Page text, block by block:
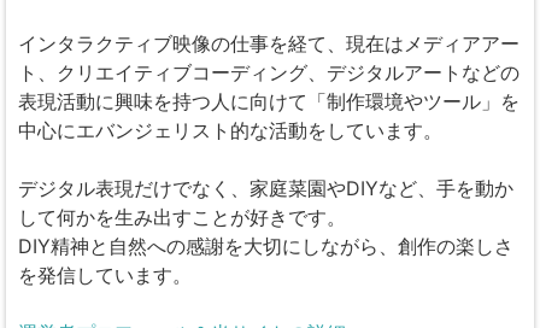
インタラクティブ映像の仕事を経て、現在はメディアアー
ト、クリエイティブコーディング、デジタルアートなどの
表現活動に興味を持つ人に向けて「制作環境やツール」を
中心にエバンジェリスト的な活動をしています。
デジタル表現だけでなく、家庭菜園やDIYなど、手を動か
して何かを生み出すことが好きです。
DIY精神と自然への感謝を大切にしながら、創作の楽しさ
を発信しています。